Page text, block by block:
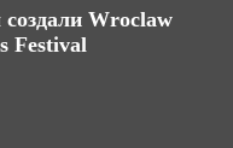
Wroclaw
Festival